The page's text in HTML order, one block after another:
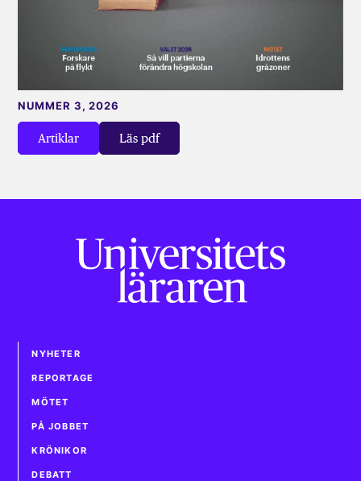
Artiklar Läs pdf
NUMMER 3, 2026
NYHETER
REPORTAGE
MÖTET
PÅ JOBBET
KRÖNIKOR
DEBATT